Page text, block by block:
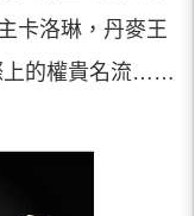
卡洛琳，丹麥王
上的權貴名流……